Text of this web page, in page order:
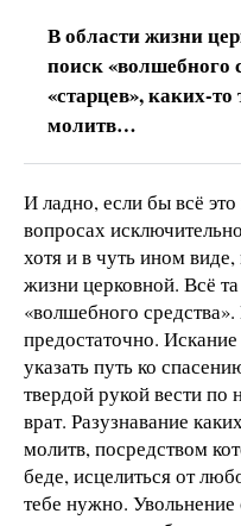
В области жизни
поиск «волшебного
«старцев», каких-
молитв…
И ладно, если бы всё
вопросах
хотя и в чуть ином
жизни церковной. Всё
«волшебного
предостаточно.
указать путь ко
твердой рукой вести
врат. Разузнавание
молитв, посредством
беде, исцелиться от
тебе нужно. Увольнение